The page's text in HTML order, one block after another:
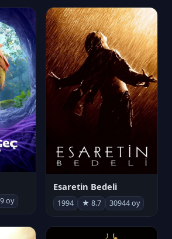
oy
Esaretin Bedeli
1994 ★ 8.7 30944 oy